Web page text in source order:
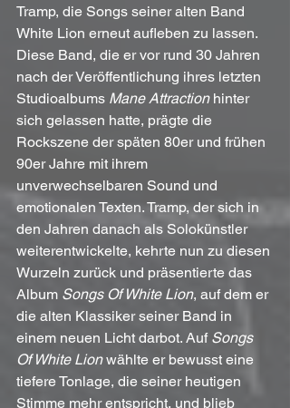
Tramp, die Songs seiner alten Band
White Lion erneut aufleben zu lassen.
Diese Band, die er vor rund 30 Jahren
nach der Veröffentlichung ihres letzten
Studioalbums Mane Attraction hinter
sich gelassen hatte, prägte die
Rockszene der späten 80er und frühen
90er Jahre mit ihrem
unverwechselbaren Sound und
emotionalen Texten. Tramp, der sich in
den Jahren danach als Solokünstler
weiterentwickelte, kehrte nun zu diesen
Wurzeln zurück und präsentierte das
Album Songs Of White Lion, auf dem er
die alten Klassiker seiner Band in
einem neuen Licht darbot. Auf Songs
Of White Lion wählte er bewusst eine
tiefere Tonlage, die seiner heutigen
Stimme mehr entspricht, und blieb